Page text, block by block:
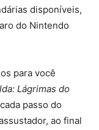
disponíveis,
do Nintendo
para você
Lágrimas do
passo do
ao final